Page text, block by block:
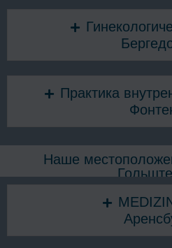
Практика
Наше